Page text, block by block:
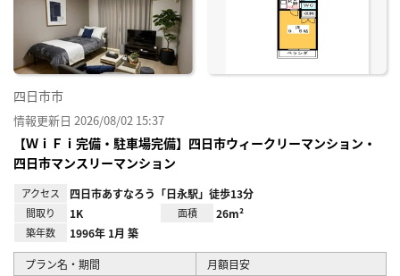
四日市市
情報更新日 2026/08/02 15:37
【ＷｉＦｉ完備・駐車場完備】四日市ウィークリーマンション・
四日市マンスリーマンション
アクセス 四日市あすなろう「日永駅」徒歩13分
間取り 1K 面積 26m²
築年数 1996年 1月 築
プラン名・期間 月額目安